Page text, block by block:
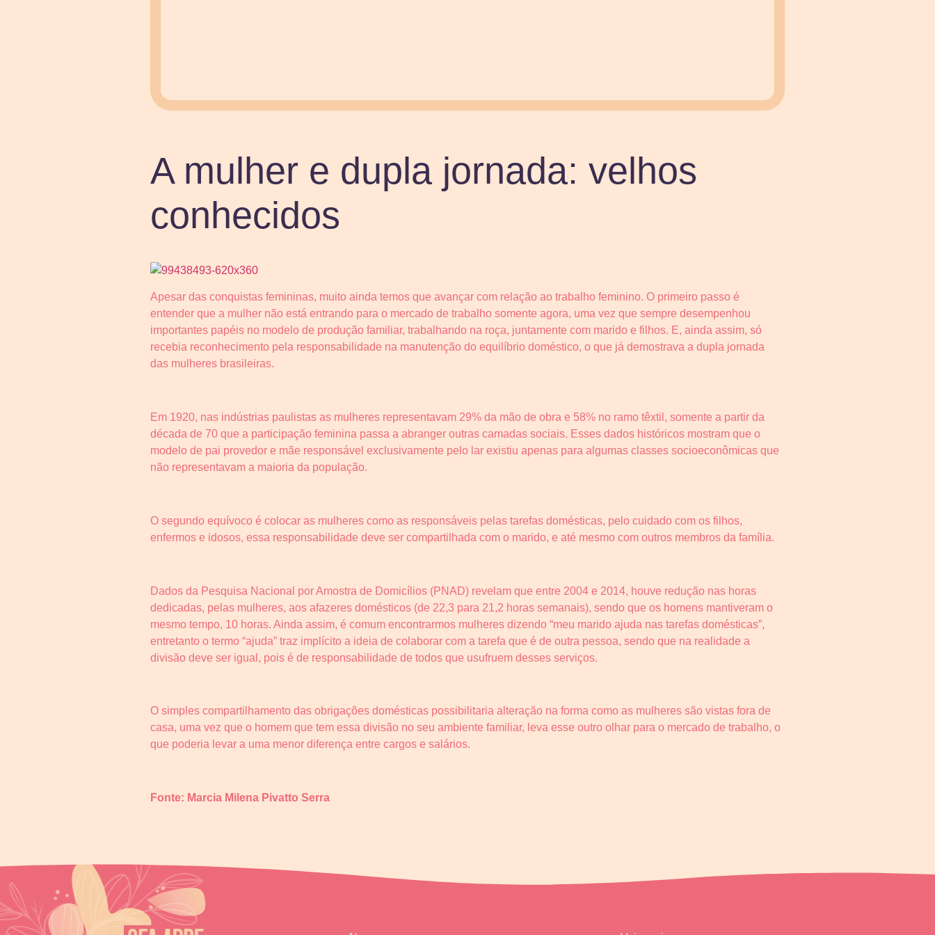
A mulher e dupla jornada: velhos
conhecidos
Apesar das conquistas femininas, muito ainda temos que avançar com relação ao trabalho feminino. O primeiro passo é
entender que a mulher não está entrando para o mercado de trabalho somente agora, uma vez que sempre desempenhou
importantes papéis no modelo de produção familiar, trabalhando na roça, juntamente com marido e filhos. E, ainda assim, só
recebia reconhecimento pela responsabilidade na manutenção do equilíbrio doméstico, o que já demostrava a dupla jornada
das mulheres brasileiras.
Em 1920, nas indústrias paulistas as mulheres representavam 29% da mão de obra e 58% no ramo têxtil, somente a partir da
década de 70 que a participação feminina passa a abranger outras camadas sociais. Esses dados históricos mostram que o
modelo de pai provedor e mãe responsável exclusivamente pelo lar existiu apenas para algumas classes socioeconômicas que
não representavam a maioria da população.
O segundo equívoco é colocar as mulheres como as responsáveis pelas tarefas domésticas, pelo cuidado com os filhos,
enfermos e idosos, essa responsabilidade deve ser compartilhada com o marido, e até mesmo com outros membros da família.
Dados da Pesquisa Nacional por Amostra de Domicílios (PNAD) revelam que entre 2004 e 2014, houve redução nas horas
dedicadas, pelas mulheres, aos afazeres domésticos (de 22,3 para 21,2 horas semanais), sendo que os homens mantiveram o
mesmo tempo, 10 horas. Ainda assim, é comum encontrarmos mulheres dizendo “meu marido ajuda nas tarefas domésticas”,
entretanto o termo “ajuda” traz implícito a ideia de colaborar com a tarefa que é de outra pessoa, sendo que na realidade a
divisão deve ser igual, pois é de responsabilidade de todos que usufruem desses serviços.
O simples compartilhamento das obrigações domésticas possibilitaria alteração na forma como as mulheres são vistas fora de
casa, uma vez que o homem que tem essa divisão no seu ambiente familiar, leva esse outro olhar para o mercado de trabalho, o
que poderia levar a uma menor diferença entre cargos e salários.
Fonte: Marcia Milena Pivatto Serra